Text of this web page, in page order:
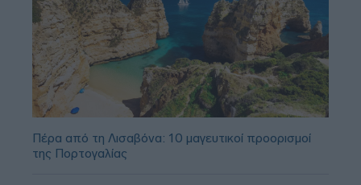
Πέρα από τη Λισαβόνα: 10 μαγευτικοί προορισμοί
της Πορτογαλίας